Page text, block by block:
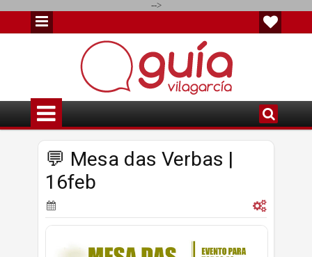
-->
💬 Mesa das Verbas |
16feb